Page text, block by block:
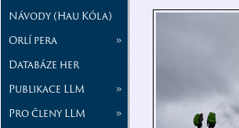
Návody (Hau Kóla)
Orlí pera
»
Databáze her
Publikace LLM
»
Pro členy LLM
»